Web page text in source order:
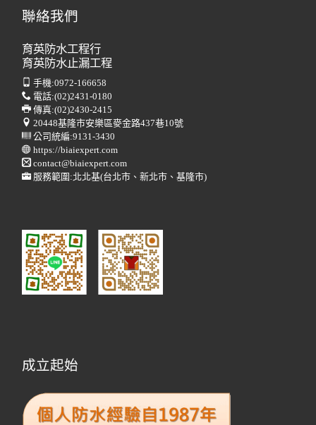
聯絡我們
育英防水工程行
育英防水止漏工程
手機:0972-166658
電話:(02)2431-0180
傳真:(02)2430-2415
20448基隆市安樂區麥金路437巷10號
公司統編:9131-3430
https://biaiexpert.com
contact@biaiexpert.com
服務範圍:北北基(台北市、新北市、基隆市)
成立起始